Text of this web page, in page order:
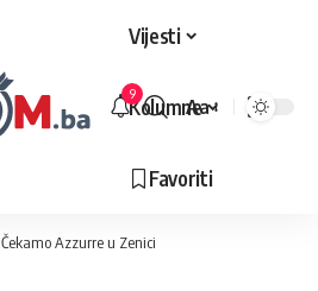
Vijesti
Kolumne
Favoriti
9
Veličina
Aa
Čekamo Azzurre u Zenici